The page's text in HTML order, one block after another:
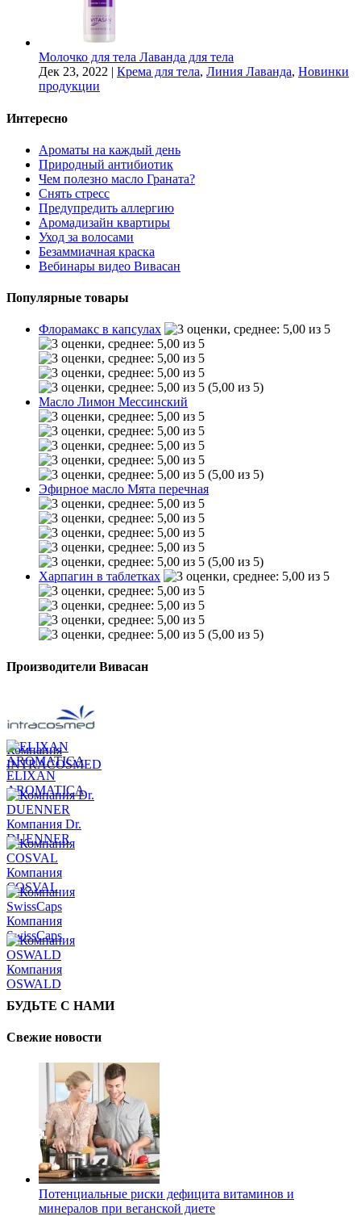
Молочко для тела Лаванда для тела
Дек 23, 2022 | Крема для тела, Линия Лаванда, Новинки
продукции
Интересно
Ароматы на каждый день
Природный антибиотик
Чем полезно масло Граната?
Снять стресс
Предупредить аллергию
Аромадизайн квартиры
Уход за волосами
Безаммиачная краска
Вебинары видео Вивасан
Популярные товары
Флорамакс в капсулах
(5,00 из 5)
Масло Лимон Мессинский
(5,00 из 5)
Эфирное масло Мята перечная
(5,00 из 5)
Харпагин в таблетках
(5,00 из 5)
Производители Вивасан
Компания
INTRACOSMED
ELIXAN
AROMATICA
Компания Dr.
DUENNER
Компания
COSVAL
Компания
SwissCaps
Компания
OSWALD
БУДЬТЕ С НАМИ
Свежие новости
Потенциальные риски дефицита витаминов и
минералов при веганской диете